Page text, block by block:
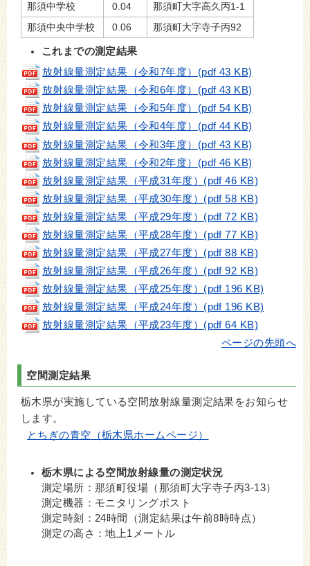
那須中学校
0.04
那須町大字高久丙1-1
那須中央中学校
0.06 那須町大字寺子丙92
これまでの測定結果
放射線量測定結果（令和7年度） (pdf 43 KB)
放射線量測定結果（令和6年度） (pdf 43 KB)
放射線量測定結果（令和5年度） (pdf 54 KB)
放射線量測定結果（令和4年度） (pdf 44 KB)
放射線量測定結果（令和3年度） (pdf 43 KB)
放射線量測定結果（令和2年度） (pdf 46 KB)
放射線量測定結果（平成31年度）(pdf 46 KB)
放射線量測定結果（平成30年度）(pdf 58 KB)
放射線量測定結果（平成29年度）(pdf 72 KB)
放射線量測定結果（平成28年度）(pdf 77 KB)
放射線量測定結果（平成27年度）(pdf 88 KB)
放射線量測定結果（平成26年度）(pdf 92 KB)
放射線量測定結果（平成25年度）(pdf 196 KB)
放射線量測定結果（平成24年度）(pdf 196 KB)
放射線量測定結果（平成23年度）(pdf 64 KB)
ページの先頭へ
空間測定結果
栃木県が実施している空間放射線量測定結果をお知らせ
します。
とちぎの青空（栃木県ホームページ）
栃木県による空間放射線量の測定状況
測定場所：那須町役場（那須町大字寺子丙3-13）
測定機器：モニタリングポスト
測定時刻：24時間（測定結果は午前8時時点）
測定の高さ：地上1メートル